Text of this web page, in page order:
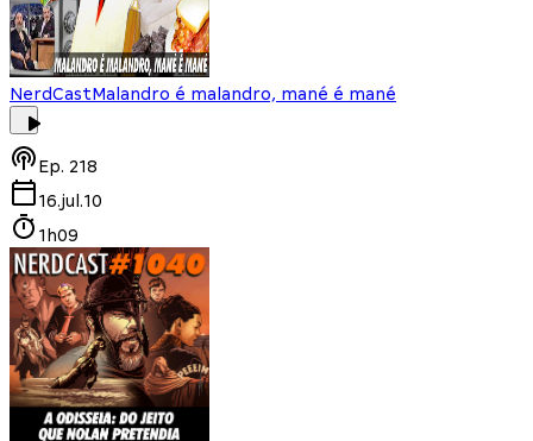
NerdCastMalandro é malandro, mané é mané
Ep. 218
16.jul.10
1h09